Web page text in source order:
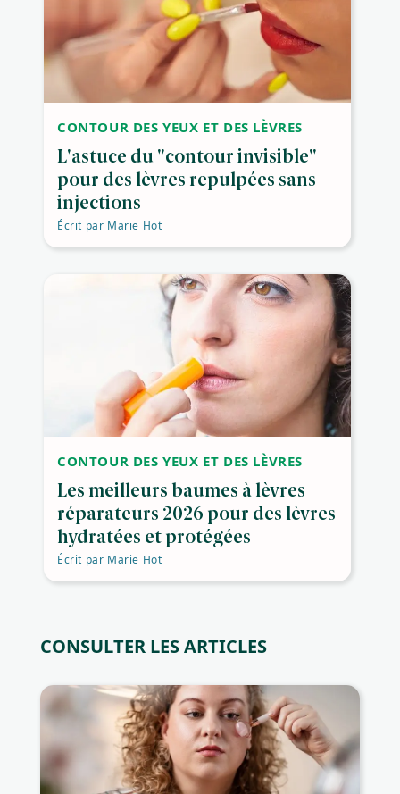
CONTOUR DES YEUX ET DES LÈVRES
L'astuce du "contour invisible"
pour des lèvres repulpées sans
injections
Écrit par Marie Hot
CONTOUR DES YEUX ET DES LÈVRES
Les meilleurs baumes à lèvres
réparateurs 2026 pour des lèvres
hydratées et protégées
Écrit par Marie Hot
CONSULTER LES ARTICLES